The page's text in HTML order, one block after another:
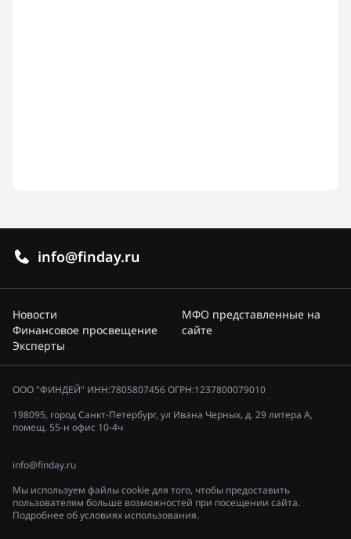
info@finday.ru
Новости
Финансовое просвещение
Эксперты
МФО представленные на
сайте
ООО "ФИНДЕЙ" ИНН:7805807456 ОГРН:1237800079010
198095, город Санкт-Петербург, ул Ивана Черных, д. 29 литера А,
помещ. 55-н офис 10-4ч
info@finday.ru
Мы используем файлы cookie для того, чтобы предоставить
пользователям больше возможностей при посещении сайта.
Подробнее об условиях использования.